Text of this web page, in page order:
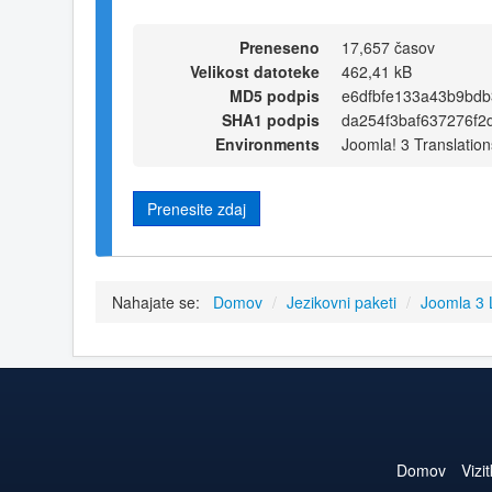
Preneseno
17,657 časov
Velikost datoteke
462,41 kB
MD5 podpis
SHA1 podpis
Environments
Joomla! 3
Prenesite zdaj
Nahajate se: Domov / Jezikovni paketi / Joomla 3
Domov